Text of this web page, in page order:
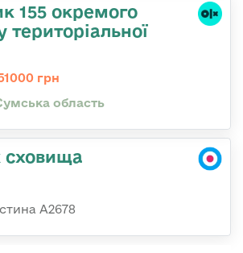
155 окремого
територіальної
грн
область
сховища
А2678